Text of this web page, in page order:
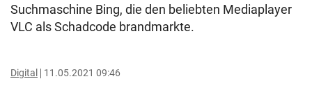
Suchmaschine Bing, die den beliebten Mediaplayer
VLC als Schadcode brandmarkte.
Digital 11.05.2021 09:46